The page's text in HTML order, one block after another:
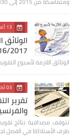
13 أغسطس 2016
2017
الوثائق اللازمة لأسبوع
03 أكتوبر 2016
تقرير
والفرنسية
تتوقف مصداقية نتائج
طرف الأستاذ(ة) في الفصل